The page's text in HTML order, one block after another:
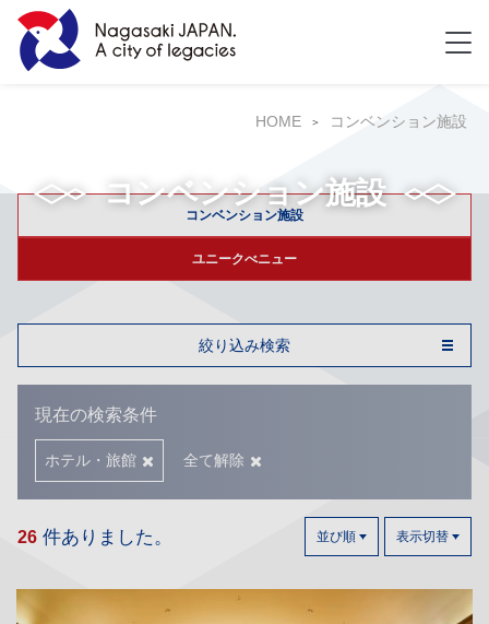
HOME コンベンション施設
コンベンション施設
コンベンション施設
ユニークべニュー
絞り込み検索
現在の検索条件
ホテル・旅館 全て解除
26 件ありました。 並び順 表示切替